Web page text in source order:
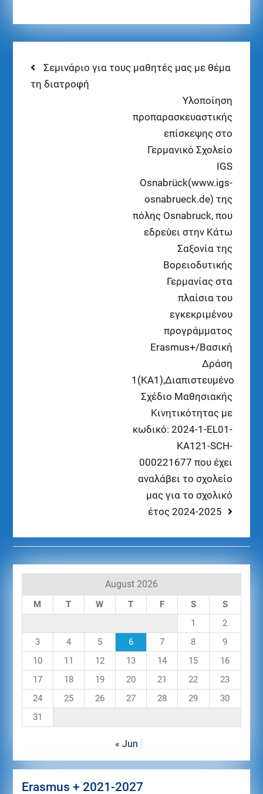
Σεμινάριο για τους μαθητές μας με θέμα
τη διατροφή
Υλοποίηση
προπαρασκευαστικής
επίσκεψης στο
Γερμανικό Σχολείο
IGS
Osnabrück(www.igs-
osnabrueck.de) της
πόλης Osnabruck, που
εδρεύει στην Κάτω
Σαξονία της
Βορειοδυτικής
Γερμανίας στα
πλαίσια του
εγκεκριμένου
προγράμματος
Erasmus+/Βασική
Δράση
1(ΚΑ1),Διαπιστευμένο
Σχέδιο Μαθησιακής
Κινητικότητας με
κωδικό: 2024-1-EL01-
KA121-SCH-
000221677 που έχει
αναλάβει το σχολείο
μας για το σχολικό
έτος 2024-2025
August 2026
M T W T F S
S
1
2
3
4 5 6 7 8
9
10
11 12 13 14 15
16
17
18 19 20 21 22
23
24
25 26 27 28 29
30
31
« Jun
Erasmus + 2021-2027